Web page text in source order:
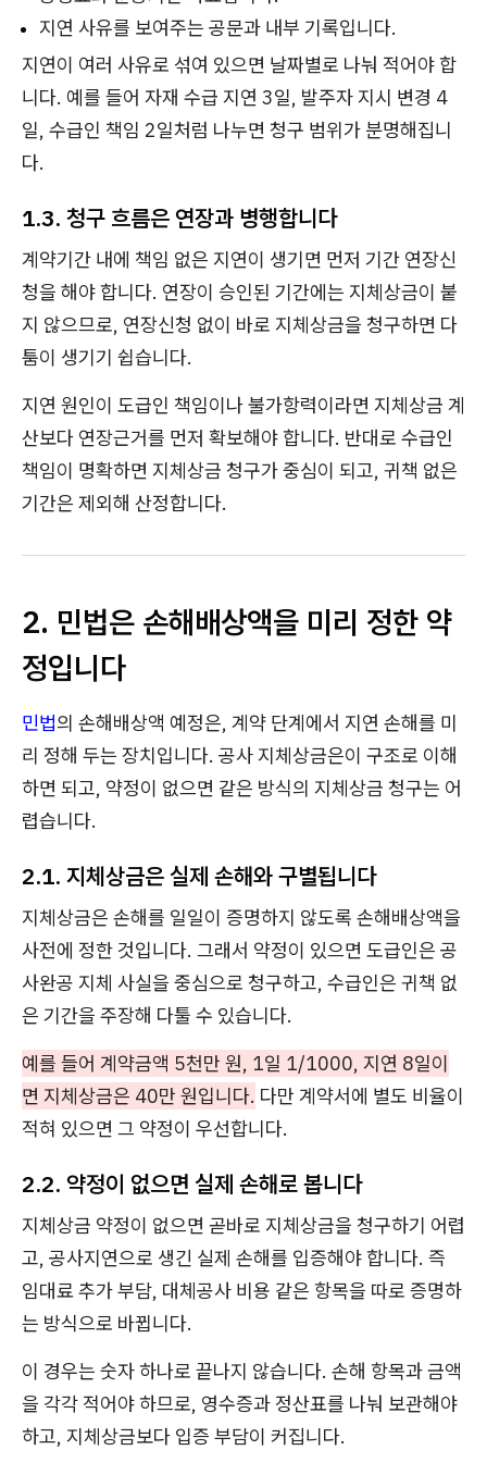
지연 사유를 보여주는 공문과 내부 기록입니다.
지연이 여러 사유로 섞여 있으면 날짜별로 나눠 적어야 합
니다. 예를 들어 자재 수급 지연 3일, 발주자 지시 변경 4
일, 수급인 책임 2일처럼 나누면 청구 범위가 분명해집니
다.
1.3. 청구 흐름은 연장과 병행합니다
계약기간 내에 책임 없은 지연이 생기면 먼저 기간 연장신
청을 해야 합니다. 연장이 승인된 기간에는 지체상금이 붙
지 않으므로, 연장신청 없이 바로 지체상금을 청구하면 다
툼이 생기기 쉽습니다.
지연 원인이 도급인 책임이나 불가항력이라면 지체상금 계
산보다 연장근거를 먼저 확보해야 합니다. 반대로 수급인
책임이 명확하면 지체상금 청구가 중심이 되고, 귀책 없은
기간은 제외해 산정합니다.
2. 민법은 손해배상액을 미리 정한 약
정입니다
민법의 손해배상액 예정은, 계약 단계에서 지연 손해를 미
리 정해 두는 장치입니다. 공사 지체상금은이 구조로 이해
하면 되고, 약정이 없으면 같은 방식의 지체상금 청구는 어
렵습니다.
2.1. 지체상금은 실제 손해와 구별됩니다
지체상금은 손해를 일일이 증명하지 않도록 손해배상액을
사전에 정한 것입니다. 그래서 약정이 있으면 도급인은 공
사완공 지체 사실을 중심으로 청구하고, 수급인은 귀책 없
은 기간을 주장해 다툴 수 있습니다.
예를 들어 계약금액 5천만 원, 1일 1/1000, 지연 8일이
면 지체상금은 40만 원입니다. 다만 계약서에 별도 비율이
적혀 있으면 그 약정이 우선합니다.
2.2. 약정이 없으면 실제 손해로 봅니다
지체상금 약정이 없으면 곧바로 지체상금을 청구하기 어렵
고, 공사지연으로 생긴 실제 손해를 입증해야 합니다. 즉
임대료 추가 부담, 대체공사 비용 같은 항목을 따로 증명하
는 방식으로 바뀝니다.
이 경우는 숫자 하나로 끝나지 않습니다. 손해 항목과 금액
을 각각 적어야 하므로, 영수증과 정산표를 나눠 보관해야
하고, 지체상금보다 입증 부담이 커집니다.